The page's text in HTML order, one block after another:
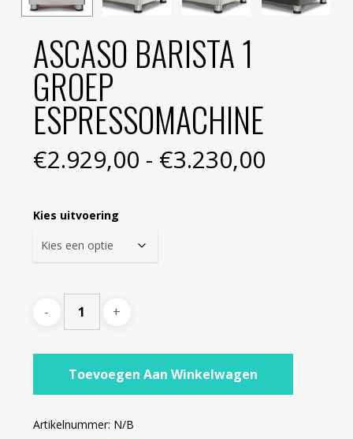
ASCASO BARISTA 1
GROEP
ESPRESSOMACHINE
€2.929,00 - €3.230,00
Kies uitvoering
Toevoegen Aan Winkelwagen
Artikelnummer: N/B